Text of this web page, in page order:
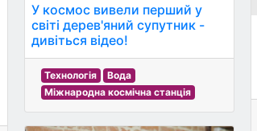
У космос вивели перший у
світі дерев'яний супутник -
дивіться відео!
Технологія
Вода
Міжнародна космічна станція